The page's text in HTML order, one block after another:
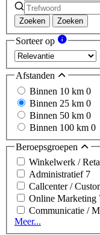
Zoeken Zoeken
Sorteer op
Afstanden
Binnen 10 km 0
Binnen 25 km 0
Binnen 50 km 0
Binnen 100 km 0
Beroepsgroepen
Winkelwerk /
Administratief 7
Callcenter /
Online Marketing
Communicatie /
Meer...